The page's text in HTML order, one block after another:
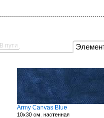
В пути
Army Canvas Blue
10x30 см, настенная